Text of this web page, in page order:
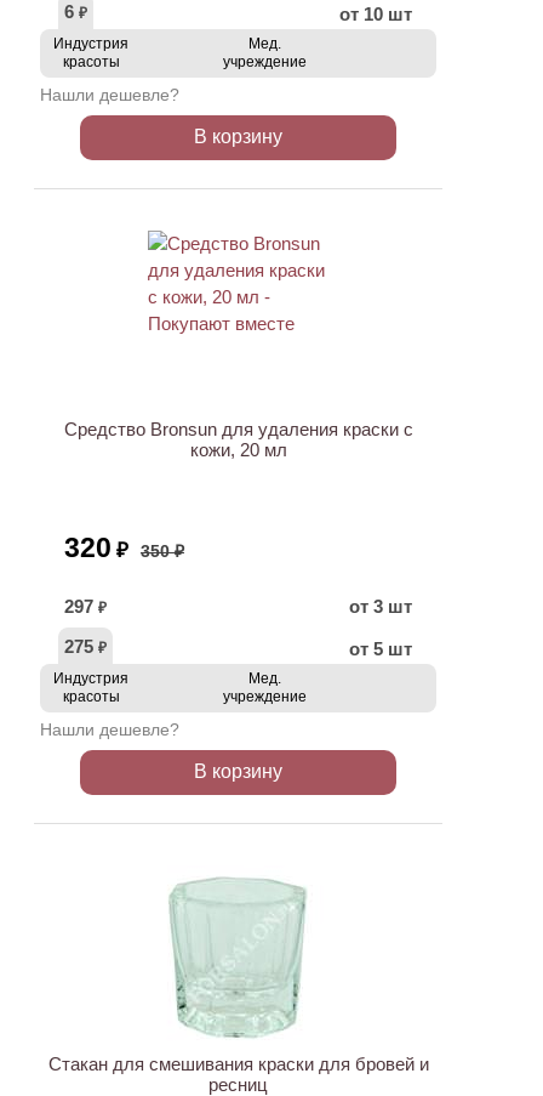
6 ₽ от 10 шт
Индустрия
красоты
Мед.
учреждение
Нашли дешевле?
В корзину
Средство Bronsun для удаления краски с
кожи, 20 мл
320 ₽ 350 ₽
297 ₽
от 3 шт
275 ₽ от 5 шт
Индустрия
красоты
Мед.
учреждение
Нашли дешевле?
В корзину
Стакан для смешивания краски для бровей и
ресниц